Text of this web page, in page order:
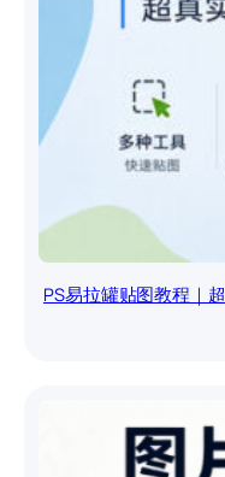
PS易拉罐贴图教程｜